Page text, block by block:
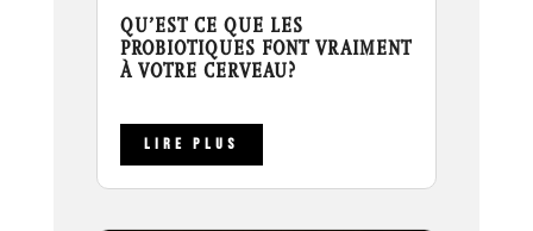
QU’EST CE QUE LES
PROBIOTIQUES FONT VRAIMENT
À VOTRE CERVEAU?
LIRE PLUS